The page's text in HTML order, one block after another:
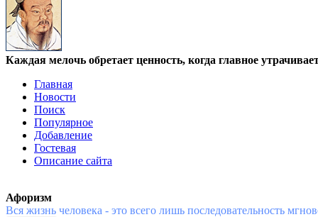
Каждая мелочь обретает ценность, когда главное
Главная
Новости
Поиск
Популярное
Добавление
Гостевая
Описание сайта
Афоризм
Вся жизнь человека - это всего лишь последовательность